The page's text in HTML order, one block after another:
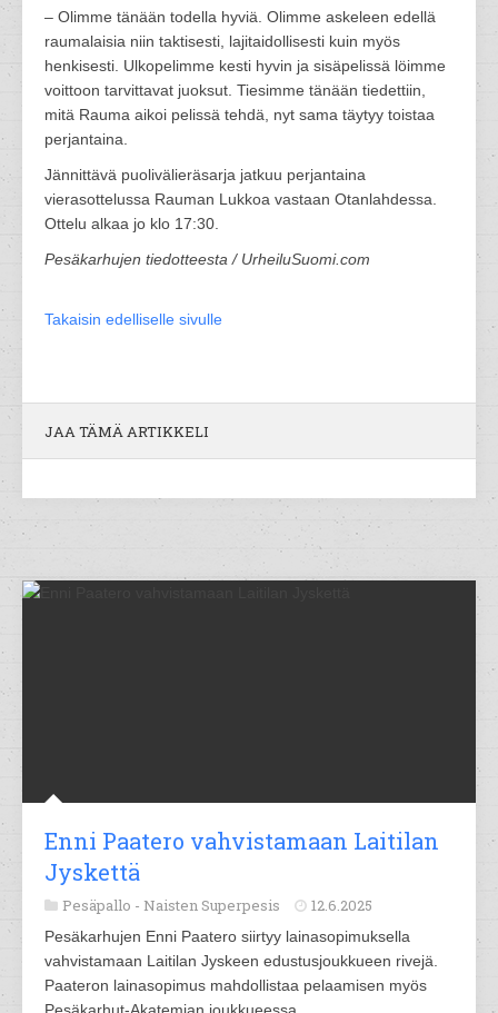
– Olimme tänään todella hyviä. Olimme askeleen edellä
raumalaisia niin taktisesti, lajitaidollisesti kuin myös
henkisesti. Ulkopelimme kesti hyvin ja sisäpelissä löimme
voittoon tarvittavat juoksut. Tiesimme tänään tiedettiin,
mitä Rauma aikoi pelissä tehdä, nyt sama täytyy toistaa
perjantaina.
Jännittävä puolivälieräsarja jatkuu perjantaina
vierasottelussa Rauman Lukkoa vastaan Otanlahdessa.
Ottelu alkaa jo klo 17:30.
Pesäkarhujen tiedotteesta / UrheiluSuomi.com
Takaisin edelliselle sivulle
JAA TÄMÄ ARTIKKELI
Enni Paatero vahvistamaan Laitilan
Jyskettä
Pesäpallo - Naisten Superpesis 12.6.2025
Pesäkarhujen Enni Paatero siirtyy lainasopimuksella
vahvistamaan Laitilan Jyskeen edustusjoukkueen rivejä.
Paateron lainasopimus mahdollistaa pelaamisen myös